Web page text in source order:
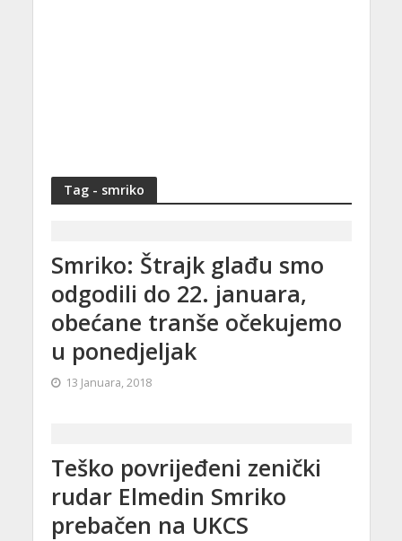
Tag - smriko
Smriko: Štrajk glađu smo
odgodili do 22. januara,
obećane tranše očekujemo
u ponedjeljak
13 Januara, 2018
Teško povrijeđeni zenički
rudar Elmedin Smriko
prebačen na UKCS